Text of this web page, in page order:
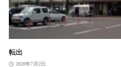
転出
2020年7月2日